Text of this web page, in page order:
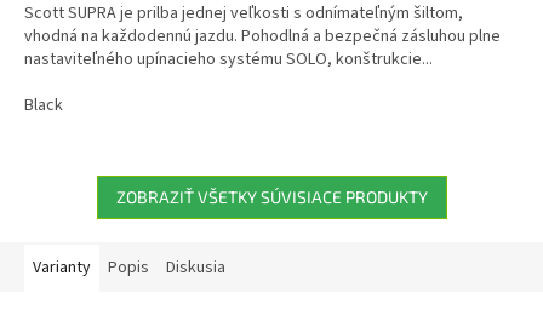
Scott SUPRA je prilba jednej veľkosti s odnímateľným šiltom,
vhodná na každodennú jazdu. Pohodlná a bezpečná zásluhou plne
nastaviteľného upínacieho systému SOLO, konštrukcie...
Black
ZOBRAZIŤ VŠETKY SÚVISIACE PRODUKTY
Varianty Popis Diskusia